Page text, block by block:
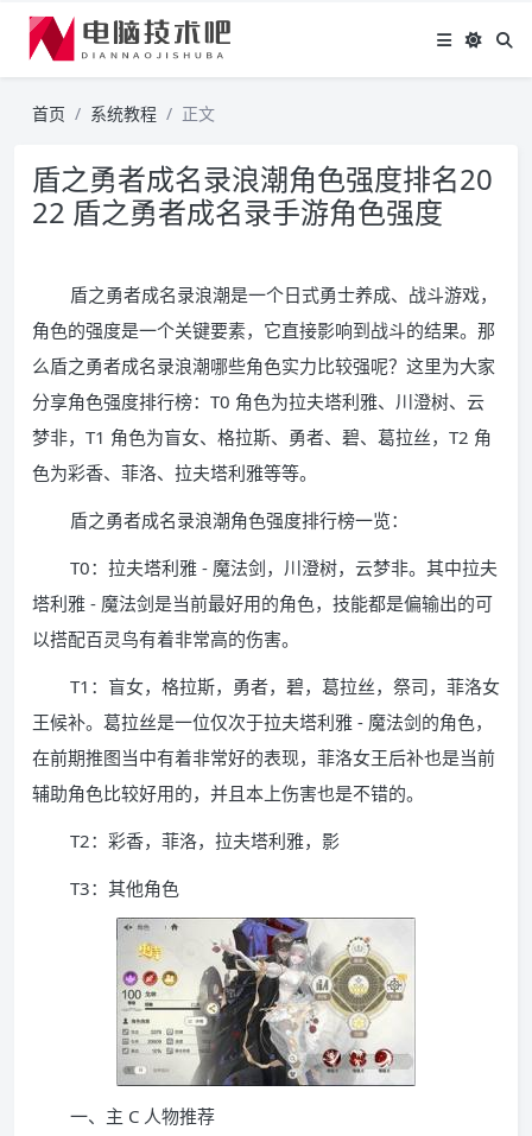
首页 系统教程 正文
盾之勇者成名录浪潮角色强度排名20
22 盾之勇者成名录手游角色强度
盾之勇者成名录浪潮是一个日式勇士养成、战斗游戏，
角色的强度是一个关键要素，它直接影响到战斗的结果。那
么盾之勇者成名录浪潮哪些角色实力比较强呢？这里为大家
分享角色强度排行榜：T0 角色为拉夫塔利雅、川澄树、云
梦非，T1 角色为盲女、格拉斯、勇者、碧、葛拉丝，T2 角
色为彩香、菲洛、拉夫塔利雅等等。
盾之勇者成名录浪潮角色强度排行榜一览：
T0：拉夫塔利雅 - 魔法剑，川澄树，云梦非。其中拉夫
塔利雅 - 魔法剑是当前最好用的角色，技能都是偏输出的可
以搭配百灵鸟有着非常高的伤害。
T1：盲女，格拉斯，勇者，碧，葛拉丝，祭司，菲洛女
王候补。葛拉丝是一位仅次于拉夫塔利雅 - 魔法剑的角色，
在前期推图当中有着非常好的表现，菲洛女王后补也是当前
辅助角色比较好用的，并且本上伤害也是不错的。
T2：彩香，菲洛，拉夫塔利雅，影
T3：其他角色
一、主 C 人物推荐